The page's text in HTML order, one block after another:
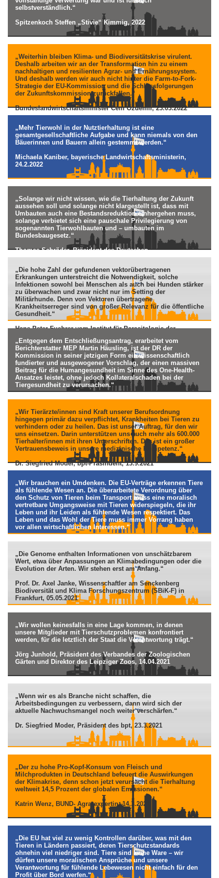
selbstverständlich.“
Spitzenkoch Steffen „Stivie“ Kimmig, 2022
„Weiterhin bleiben Klima- und Biodiversitätskrise virulent.
Deshalb arbeiten wir an der Transformation hin zu einem
nachhaltigen und resilienten Agrar- und Ernährungssystem.
Und deshalb werden wir auch nicht hinter die Farm-to-Fork-
Strategie der EU-Kommission und die Schlussfolgerungen
der Zukunftskommission zurückfallen.“
Bundeslandwirtschaftsminister Cem Özdemir, 23.03.2022
„Mehr Tierwohl in der Nutztierhaltung ist eine
gesamtgesellschaftliche Aufgabe und kann niemals von den
Bäuerinnen und Bauern allein gestemmt werden.“
Michaela Kaniber, bayerische Landwirtschaftsministerin,
24.2.2022
„Solange wir nicht wissen, wie die Tierhaltung der Zukunft
aussehen soll und solange nicht klargestellt ist, dass mit
Umbauten auch eine Bestandsreduktion einhergehen muss,
solange verbietet sich eine pauschale Privilegierung von
sogenannten Tierwohlbauten und – umbauten im
Bundesbaugesetz.“
Thomas Schröder, Präsident des Deutschen
Tierschutzbundes, 17.2.2022
„Die hohe Zahl der gefundenen vektorübertragenen
Erkrankungen unterstreicht die Notwendigkeit, solche
Infektionen sowohl bei Menschen als auch bei Hunden stärker
zu überwachen und zwar nicht nur im Setting der
Militärhunde. Denn von Vektoren übertragene
Krankheitserreger sind von großer Relevanz für die öffentliche
Gesundheit.“
Hans-Peter Fuehrer vom Institut für Parasitologie der
„Entgegen dem Entschließungsantrag, erarbeitet vom
Berichterstatter MEP Martin Häusling, ist der DR der
Kommission in seiner jetzigen Form ein wissenschaftlich
fundierter und ausgewogener Vorschlag, der einen massiven
Beitrag für die Humangesundheit im Sinne des One-Health-
Ansatzes leistet, ohne jedoch Kollateralschaden bei der
Tiergesundheit zu verursachen.“
Dr. Siegfried Moder, bpt-Präsident, 14.9.2021
„Wir Tierärzte/innen sind Kraft unserer Berufsordnung
hingegen primär dazu verpflichtet, Krankheiten bei Tieren zu
verhindern oder zu heilen. Das ist unser Auftrag, für den wir
uns einsetzen. Darin unterstützen uns auch mehr als 600.000
Tierhalter/innen mit ihren Unterschriften. Das ist ein großer
Vertrauensbeweis in unsere medizinische Kompetenz.“
Dr. Siegfried Moder, bpt-Präsindent, 13.9.2021
„Wir brauchen ein Umdenken. Die EU-Verträge erkennen Tiere
als fühlende Wesen an. Die überarbeitete Verordnung über
den Schutz von Tieren beim Transport muss eine moralisch
vertretbare Umgangsweise mit Tieren widerspiegeln, die ihr
Leben und ihr Leiden als fühlende Wesen respektiert. Das
Leben und das Wohl der Tiere muss immer Vorrang haben
vor allen wirtschaftlichen Interessen.“
Julia Havenstein, Vorsitzende des Vereins Animal´Angels,
„Die Genome enthalten Informationen von unschätzbarem
Wert, etwa über Anpassungen an Klimabedingungen oder die
Evolution der Arten. Wir stehen erst am Anfang.“
Prof. Dr. Axel Janke, Wissenschaftler am Senckenberg
Biodiversität und Klima Forschungszentrum (SBiK-F) in
Frankfurt, 05.05.2021
„Wir wollen keinesfalls in eine Lage kommen, in denen
unsere Mitglieder mit Tierschutzproblemen konfrontiert
werden, für die letztlich der Staat die Verantwortung trägt.“
Jörg Junhold, Präsident des Verbandes der Zoologischen
Gärten und Direktor des Leipziger Zoos, 14.04.2021
„Wenn wir es als Branche nicht schaffen, die
Arbeitsbedingungen zu verbessern, dann wird sich der
aktuelle Nachwuchsmangel noch weiter verschärfen.“
Dr. Siegfried Moder, Präsident des bpt, 23.3.2021
„Der zu hohe Pro-Kopf-Konsum von Fleisch und
Milchprodukten in Deutschland befeuert die Auswirkungen
der Klimakrise, denn schon jetzt verursacht die Tierhaltung
weltweit 14,5 Prozent der globalen Emissionen.“
Katrin Wenz, BUND- Agrarexpertin, 14.3.2021
„Die EU hat viel zu wenig Kontrollen darüber, was mit den
Tieren in Ländern passiert, deren Tierschutzstandards
ohnehin viel niedriger sind. Tiere sind keine Ware – wir
dürfen unsere moralischen Ansprüche und unsere
Verantwortung für fühlende Lebewesen nicht einfach für den
Profit über Bord werfen.“